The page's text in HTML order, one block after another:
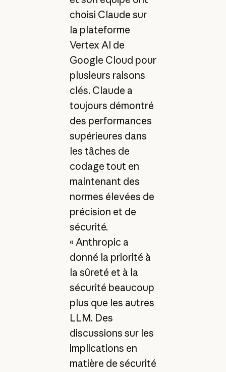
choisi Claude sur
la plateforme
Vertex AI de
Google Cloud pour
plusieurs raisons
clés. Claude a
toujours démontré
des performances
supérieures dans
les tâches de
codage tout en
maintenant des
normes élevées de
précision et de
sécurité.
« Anthropic a
donné la priorité à
la sûreté et à la
sécurité beaucoup
plus que les autres
LLM. Des
discussions sur les
implications en
matière de sécurité